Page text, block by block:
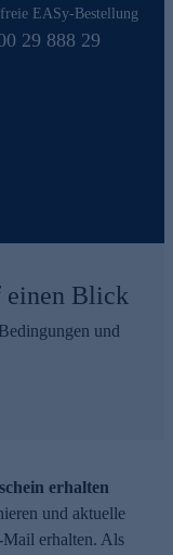
EASy-Bestellung
29 888 29
einen Blick
und
erhalten
und aktuelle
erhalten. Als